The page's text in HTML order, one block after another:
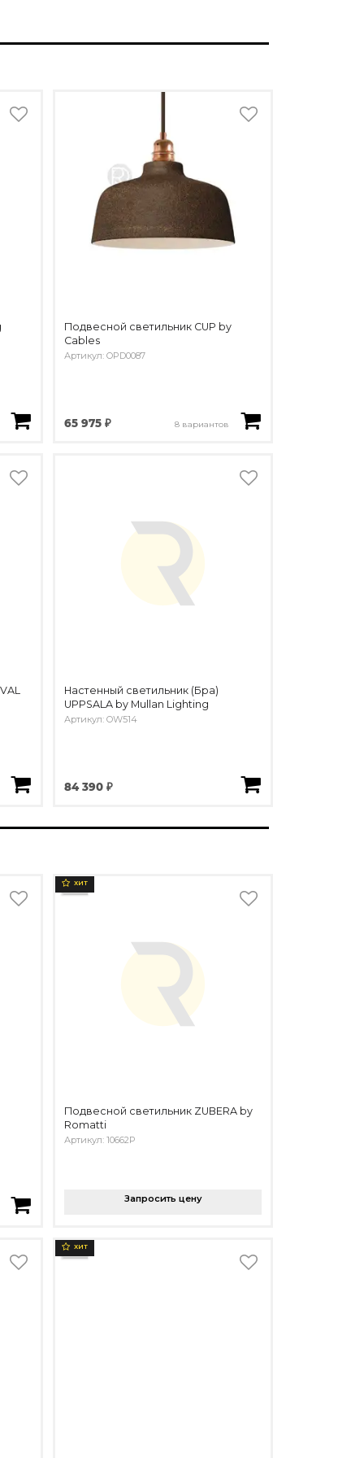
Подвесной светильник CUP by
Cables
Артикул: OPD0087
65 975 ₽ 8 вариантов
Настенный светильник (Бра)
UPPSALA by Mullan Lighting
Артикул: OW514
84 390 ₽
ХИТ
Подвесной светильник ZUBERA by
Romatti
Артикул: 10662P
Запросить цену
ХИТ